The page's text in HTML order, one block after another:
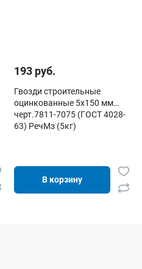
193 руб.
Гвозди строительные
оцинкованные 5х150 мм
черт.7811-7075 (ГОСТ 4028-
63) РечМз (5кг)
В корзину